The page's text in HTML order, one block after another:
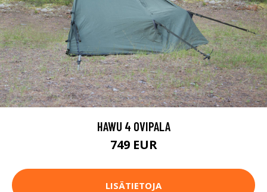
HAWU 4 OVIPALA
749 EUR
LISÄTIETOJA